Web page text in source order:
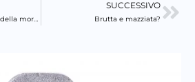
Il libro di Taffo – Ironia della morte
SUCCESSIVO
Brutta e mazziata?